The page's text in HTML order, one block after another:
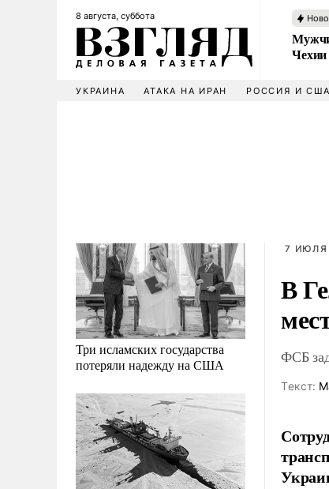
8 августа, суббота
Чехии
УКРАИНА АТАКА НА ИРАН РОССИЯ И США
Три исламских государства
потеряли надежду на США
7 ИЮЛЯ
В
ФСБ
Tекст: